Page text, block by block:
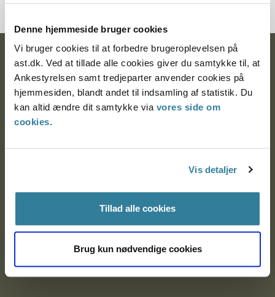
Denne hjemmeside bruger cookies
Vi bruger cookies til at forbedre brugeroplevelsen på
ast.dk. Ved at tillade alle cookies giver du samtykke til, at
Ankestyrelsen samt tredjeparter anvender cookies på
hjemmesiden, blandt andet til indsamling af statistik. Du
kan altid ændre dit samtykke via vores side om
cookies.
Vis detaljer
Tillad alle cookies
Brug kun nødvendige cookies
Ankestyrelsen
Postadresse:
Nytorv 7, 2. sal
9000 Aalborg
Ankestyrelsen København
EAN: 57 98 000 35 48 21